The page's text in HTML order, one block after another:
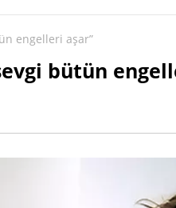
engelleri aşar”
bütün